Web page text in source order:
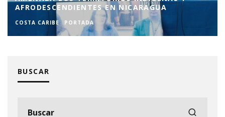
AFRODESCENDIENTES EN NICARAGUA
COSTA CARIBE PORTADA
BUSCAR